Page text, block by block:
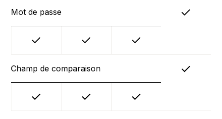
Mot de passe
Champ de comparaison